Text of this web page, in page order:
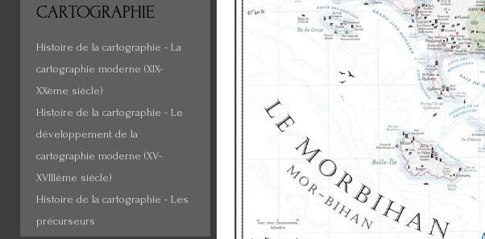
CARTOGRAPHIE
Histoire de la cartographie - La
cartographie moderne (XIX-
XXème siècle)
Histoire de la cartographie - Le
développement de la
cartographie moderne (XV-
XVIIIème siècle)
Histoire de la cartographie - Les
précurseurs